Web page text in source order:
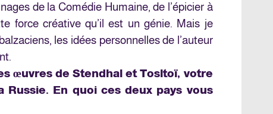
de la Comédie Humaine, de l’épicier à
force créative qu’il est un génie. Mais je
les idées personnelles de l’auteur
œuvres de Stendhal et Tosltoï, votre
Russie. En quoi ces deux pays vous